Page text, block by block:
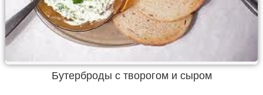
Бутерброды с творогом и сыром